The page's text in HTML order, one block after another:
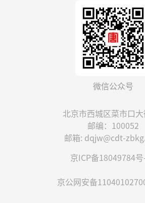
微信公众号
北京市西城区菜市口
邮编：100052
邮箱: dqjw@cdt-
京ICP备18049784
京公网安备